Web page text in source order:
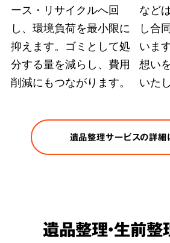
弊社ではどのような状況の遺
大切にされていた品物や重要書
段を尽くします。また、
部屋
除菌など、原状回復のおすすめ
※ゴミや不用品の処分は各自治
従い適正に処分します。
ース・リサイクルへ回
し、環境負荷を最小限に
抑えます。ゴミとして処
分する量を減らし、費用
削減にもつながります。
など
し合
いま
想い
いた
遺品整理サービスの詳細
遺品整理・生前整